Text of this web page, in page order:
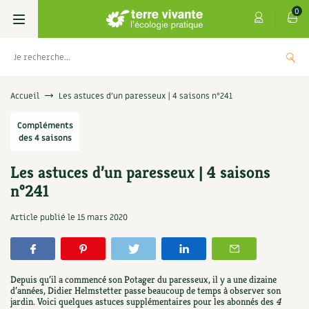
0
Livres
Permaculture, Jardin bio
Techniques de jardinage
Verger, arbres
Aménagement jardin
Les 4 saisons
Se réabonner
Offrir un abonnement
Les numéros
4 saisons
Graines, semences
Aromatiques
Florales
Cartes cadeau
Découvrir le Centre
Visiter en famille, entre amis
Jardin bio
Parole libre
Accueil Les astuces d’un paresseux | 4 saisons n°241
Compléments
des 4 saisons
Les astuces d’un paresseux | 4 saisons
n°241
Article publié le 15 mars 2020
Depuis qu’il a commencé son Potager du paresseux, il y a une dizaine
d’années, Didier Helmstetter passe beaucoup de temps à observer son
jardin. Voici quelques astuces supplémentaires pour les abonnés des 4
tisanes qui soignent
9,90
AJOUTER